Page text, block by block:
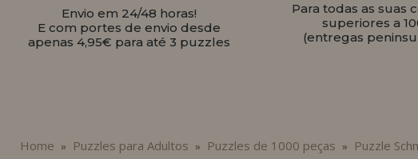
Envio em 24/48 horas!
E com portes de envio desde
apenas 4,95€ para até 3 puzzles
Para todas as suas
superiores a
(entregas
Home » Puzzles para Adultos » Puzzles de 1000 peças » Puzzle